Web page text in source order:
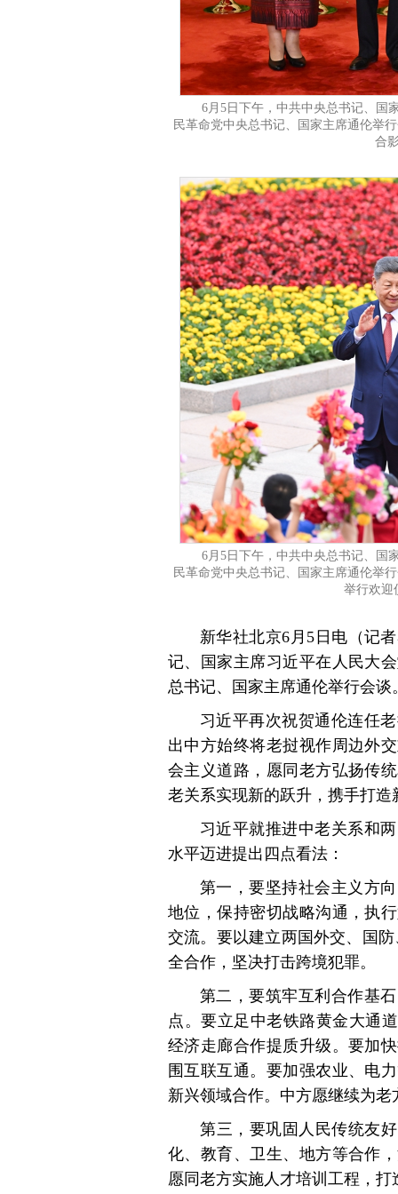
6月5日下午，中共中央总书记、国
民革命党中央总书记、国家主席通伦举
合
6月5日下午，中共中央总书记、国
民革命党中央总书记、国家主席通伦举
举行欢迎
新华社北京6月5日电（记
记、国家主席习近平在人民大
总书记、国家主席通伦举行会谈
习近平再次祝贺通伦连任
出中方始终将老挝视作周边外
会主义道路，愿同老方弘扬传
老关系实现新的跃升，携手打
习近平就推进中老关系和
水平迈进提出四点看法：
第一，要坚持社会主义方
地位，保持密切战略沟通，执
交流。要以建立两国外交、国
全合作，坚决打击跨境犯罪。
第二，要筑牢互利合作基
点。要立足中老铁路黄金大通
经济走廊合作提质升级。要加
围互联互通。要加强农业、电
新兴领域合作。中方愿继续为
第三，要巩固人民传统友
化、教育、卫生、地方等合作
愿同老方实施人才培训工程，打